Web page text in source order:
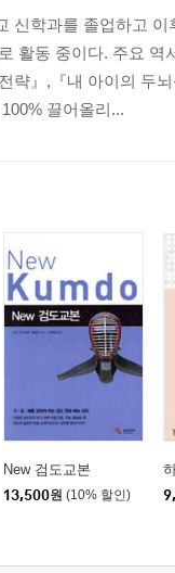
하지 마라
못한 점을 말하라
크하라
을 믿게 하라
라
찬하라
하도록 만들라
떠올리는 부하
신학과를 졸업하고
활동 중이다. 주요
략』,『내 아이의 두
끌어올리...
New 검도교본
13,500원 (10% 할인)